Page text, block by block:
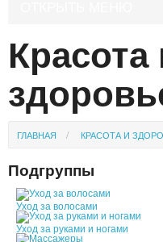
КРАСОТА И ЗДОРОВЬЕ
УХОД ЗА ВОЛОСАМИ
УХОД ЗА ЛИЦОМ
КОСМЕТИЧЕКСКИЕ
КОРЕЙСКАЯ
Красота
ГЛАВНАЯ КРАСОТА И
Подгруппы
Уход за волосами
Уход за руками и ногами